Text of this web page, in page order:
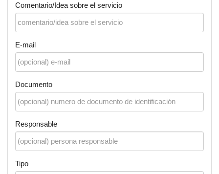
Comentario/Idea sobre el servicio
E-mail
Documento
Responsable
Tipo